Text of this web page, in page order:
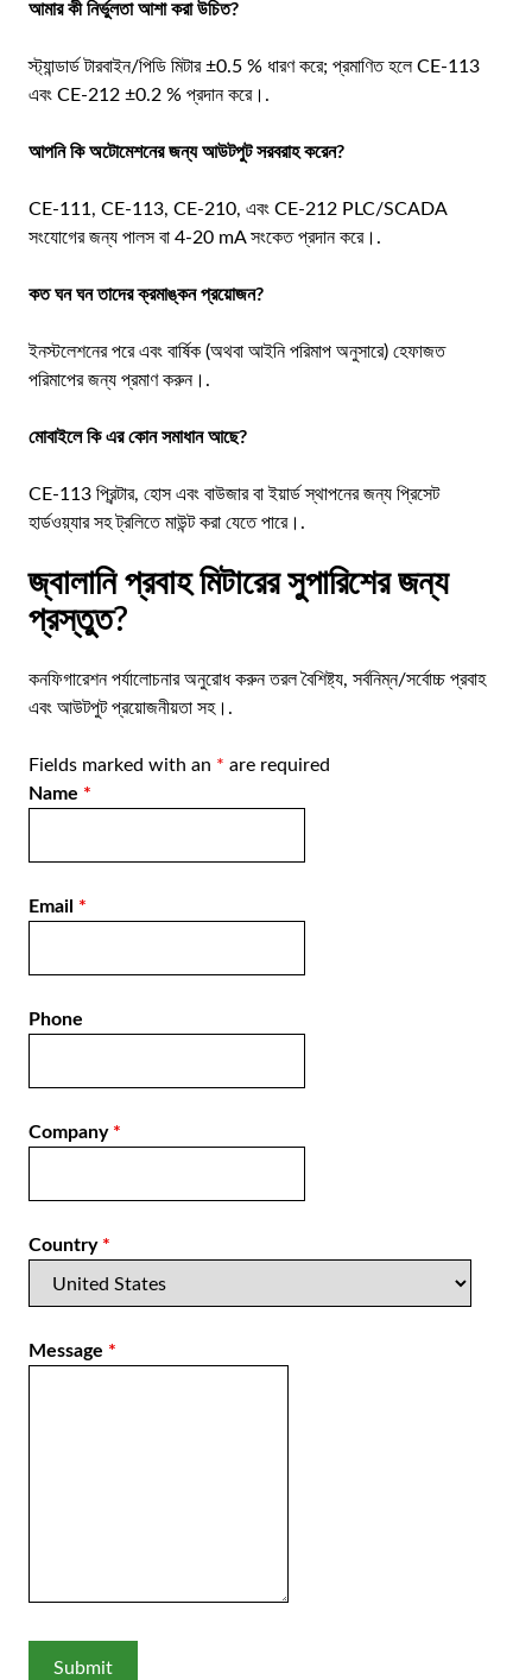
আমার কী নির্ভুলতা আশা করা উচিত?
স্ট্যান্ডার্ড টারবাইন/পিডি মিটার ±0.5 % ধারণ করে; প্রমাণিত হলে CE-113
এবং CE-212 ±0.2 % প্রদান করে।.
আপনি কি অটোমেশনের জন্য আউটপুট সরবরাহ করেন?
CE-111, CE-113, CE-210, এবং CE-212 PLC/SCADA
সংযোগের জন্য পালস বা 4-20 mA সংকেত প্রদান করে।.
কত ঘন ঘন তাদের ক্রমাঙ্কন প্রয়োজন?
ইনস্টলেশনের পরে এবং বার্ষিক (অথবা আইনি পরিমাপ অনুসারে) হেফাজত
পরিমাপের জন্য প্রমাণ করুন।.
মোবাইলে কি এর কোন সমাধান আছে?
CE-113 প্রিন্টার, হোস এবং বাউজার বা ইয়ার্ড স্থাপনের জন্য প্রিসেট
হার্ডওয়্যার সহ ট্রলিতে মাউন্ট করা যেতে পারে।.
জ্বালানি প্রবাহ মিটারের সুপারিশের জন্য
প্রস্তুত?
কনফিগারেশন পর্যালোচনার অনুরোধ করুনতরল বৈশিষ্ট্য, সর্বনিম্ন/সর্বোচ্চ প্রবাহ
এবং আউটপুট প্রয়োজনীয়তা সহ।.
Fields marked with an * are required
Name *
Email *
Phone
Company *
Country *
Message *